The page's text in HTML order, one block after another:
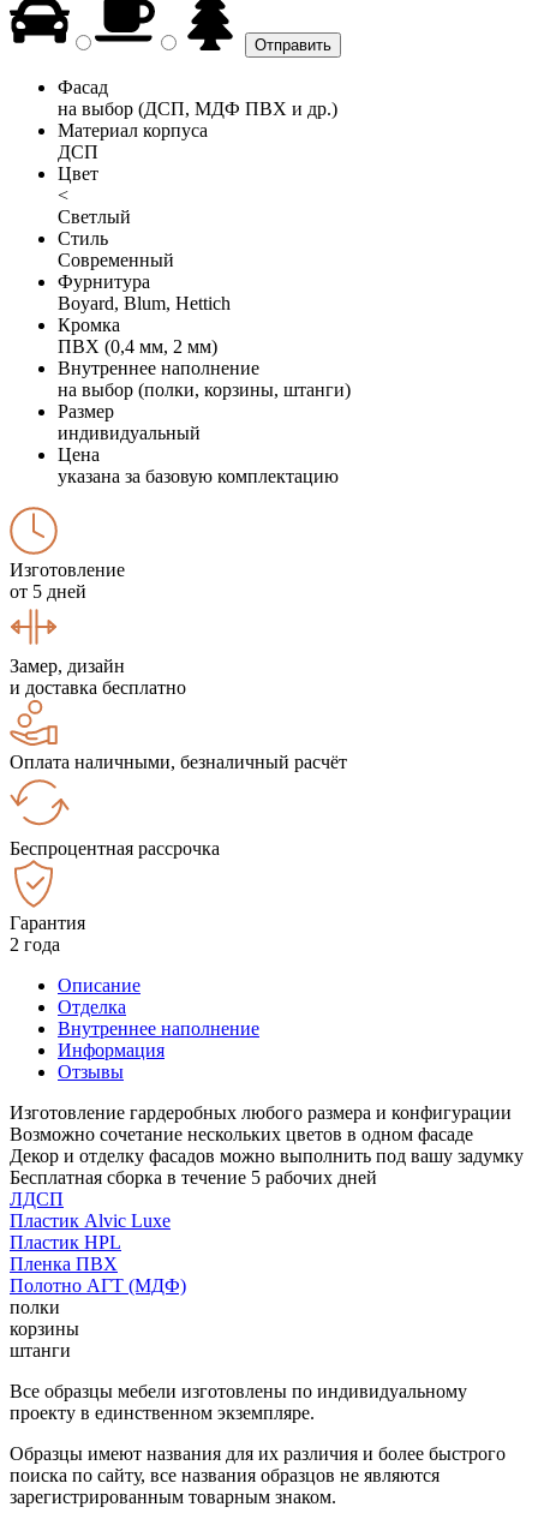
Фасад
на выбор (ДСП, МДФ ПВХ и др.)
Материал корпуса
ДСП
Цвет
<
Светлый
Стиль
Современный
Фурнитура
Boyard, Blum, Hettich
Кромка
ПВХ (0,4 мм, 2 мм)
Внутреннее наполнение
на выбор (полки, корзины, штанги)
Размер
индивидуальный
Цена
указана за базовую комплектацию
Изготовление
от 5 дней
Замер, дизайн
и доставка бесплатно
Оплата наличными, безналичный расчёт
Беспроцентная рассрочка
Гарантия
2 года
Описание
Отделка
Внутреннее наполнение
Информация
Отзывы
Изготовление гардеробных любого размера и конфигурации
Возможно сочетание нескольких цветов в одном фасаде
Декор и отделку фасадов можно выполнить под вашу задумку
Бесплатная сборка в течение 5 рабочих дней
ЛДСП
Пластик Alvic Luxe
Пластик HPL
Пленка ПВХ
Полотно АГТ (МДФ)
полки
корзины
штанги
Все образцы мебели изготовлены по индивидуальному
проекту в единственном экземпляре.
Образцы имеют названия для их различия и более быстрого
поиска по сайту, все названия образцов не являются
зарегистрированным товарным знаком.